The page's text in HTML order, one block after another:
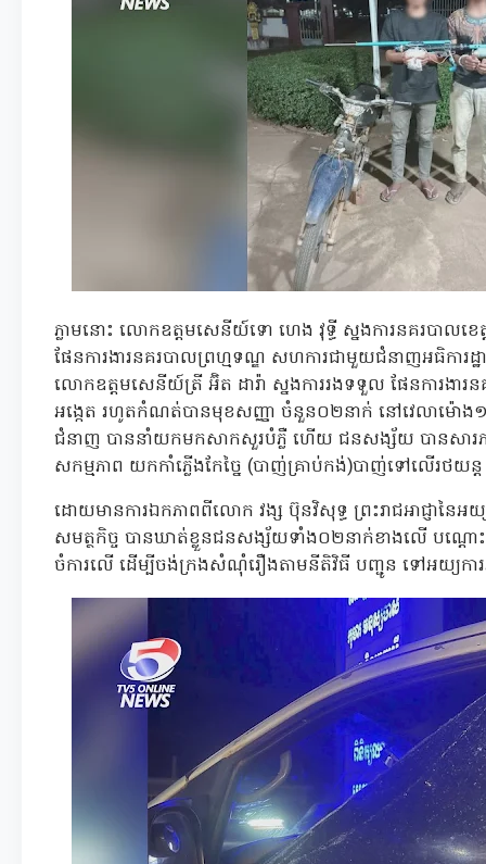
ភ្លាមនោះ លោកឧត្តមសេនីយ៍ទោ ហេង វុទ្ធី ស្នងការនគរបាលខេ
ផែនការងារនគរបាលព្រហ្មទណ្ឌ សហការជាមួយជំនាញអធិការ
លោកឧត្តមសេនីយ៍ត្រី អ៊ិត ដារ៉ា ស្នងការរងទទួល ផែនការងារន
អង្កេត រហូតកំណត់បានមុខសញ្ញា ចំនួន០២នាក់ នៅវេលាម៉ោង១
ជំនាញ បាននាំយកមកសាកសួរបំភ្លឺ ហើយ ជនសង្ស័យ បានសារភា
សកម្មភាព យកកាំភ្លើងកែច្នៃ (បាញ់គ្រាប់កង់)បាញ់ទៅលើរថ
ដោយមានការឯកភាពពីលោក វង្ស ប៊ុនវិសុទ្ធ ព្រះរាជអាជ្ញានៃ
សមត្ថកិច្ច បានឃាត់ខ្លួនជនសង្ស័យទាំង០២នាក់ខាងលើ បណ្ដោ
ចំការលើ ដើម្បីចង់ក្រងសំណុំរឿងតាមនីតិវិធី បញ្ជូន ទៅអយ្យក